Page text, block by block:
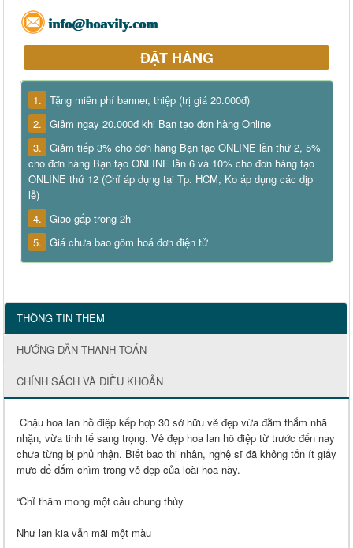
info@hoavily.com
ĐẶT HÀNG
1. Tặng miễn phí banner, thiệp (trị giá 20.000đ)
2. Giảm ngay 20.000đ khi Bạn tạo đơn hàng Online
3. Giảm tiếp 3% cho đơn hàng Bạn tạo ONLINE lần thứ 2, 5%
cho đơn hàng Bạn tạo ONLINE lần 6 và 10% cho đơn hàng tạo
ONLINE thứ 12 (Chỉ áp dụng tại Tp. HCM, Ko áp dụng các dịp
lễ)
4. Giao gấp trong 2h
5. Giá chưa bao gồm hoá đơn điện tử
THÔNG TIN THÊM
HƯỚNG DẪN THANH TOÁN
CHÍNH SÁCH VÀ ĐIỀU KHOẢN
Chậu hoa lan hồ điệp kếp hợp 30 sở hữu vẻ đẹp vừa đằm thắm nhã
nhặn, vừa tinh tế sang trọng. Vẻ đẹp hoa lan hồ điệp từ trước đến nay
chưa từng bị phủ nhận. Biết bao thi nhân, nghệ sĩ đã không tốn ít giấy
mực để đắm chìm trong vẻ đẹp của loài hoa này.
“Chỉ thầm mong một câu chung thủy
Như lan kia vẫn mãi một màu